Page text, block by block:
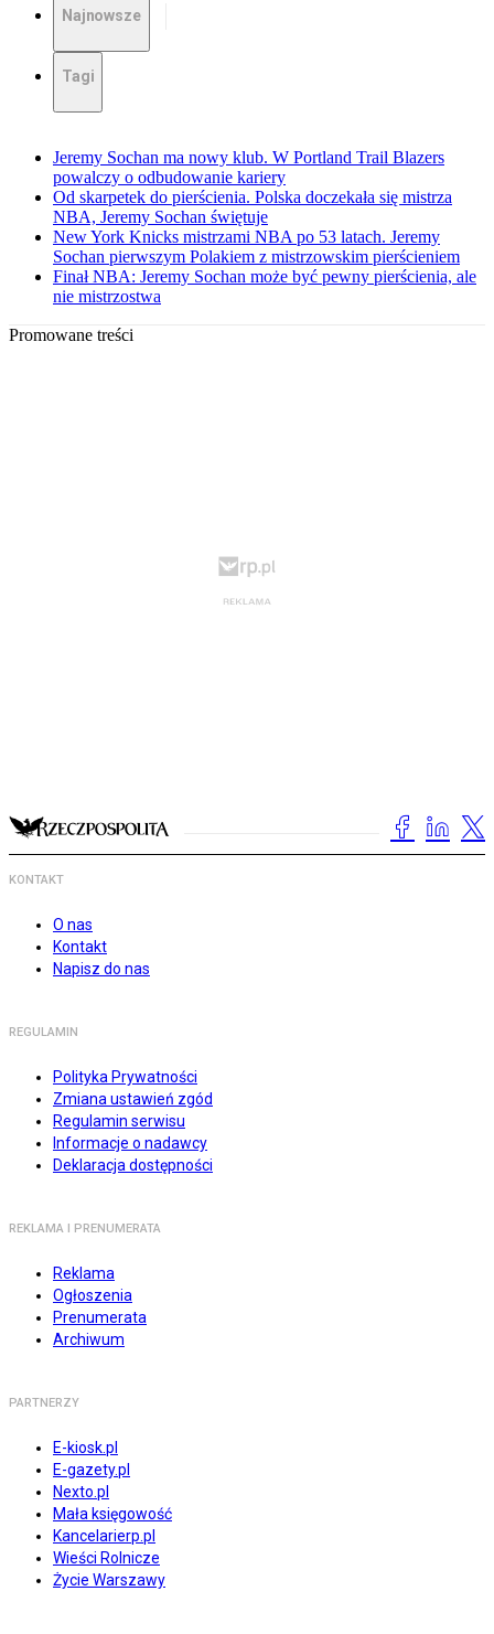
Najnowsze
Tagi
Jeremy Sochan ma nowy klub. W Portland Trail Blazers
powalczy o odbudowanie kariery
Od skarpetek do pierścienia. Polska doczekała się mistrza
NBA, Jeremy Sochan świętuje
New York Knicks mistrzami NBA po 53 latach. Jeremy
Sochan pierwszym Polakiem z mistrzowskim pierścieniem
Finał NBA: Jeremy Sochan może być pewny pierścienia, ale
nie mistrzostwa
Promowane treści
KONTAKT
O nas
Kontakt
Napisz do nas
REGULAMIN
Polityka Prywatności
Zmiana ustawień zgód
Regulamin serwisu
Informacje o nadawcy
Deklaracja dostępności
REKLAMA I PRENUMERATA
Reklama
Ogłoszenia
Prenumerata
Archiwum
PARTNERZY
E-kiosk.pl
E-gazety.pl
Nexto.pl
Mała księgowość
Kancelarierp.pl
Wieści Rolnicze
Życie Warszawy